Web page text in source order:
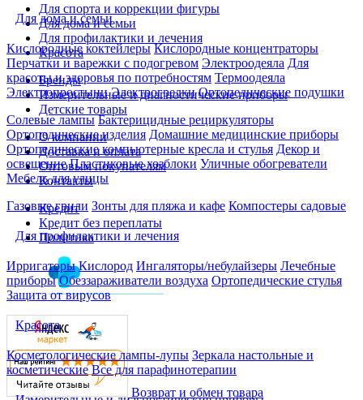
Для дома и семьи
Кислородные коктейлеры Кислородные концентраторы
Перчатки и варежки с подогревом Электроодеяла Для
красоты и здоровья по потребностям Термоодеяла
Электропростыни Электрогрелки Ортопедические подушки
Солевые лампы Бактерицидные рециркуляторы
Ортопедические изделия Домашние медицинские приборы
Ортопедические компьютерные кресла и стулья Декор и
освещение Пластиковые хозблоки Уличные обогреватели
Мебель для улицы
Газовые грили Зонты для пляжа и кафе Компостеры садовые
Для профилактики и лечения
Ирригаторы Кислород Ингаляторы/небулайзеры Лечебные
приборы Обеззараживатели воздуха Ортопедические стулья
Защита от вирусов
Красота
Косметологические лампы-лупы Зеркала настольные и
косметические Все для парафинотерапии
Для спорта и коррекции фигуры
Для дома и семьи
Для профилактики и лечения
Красота
Бренды
Измерительные и диагностические приборы
Детские товары
О компании
Доставка и оплата
Оптовым покупателям
Контакты
Кредит
Кредит без переплаты
Политика
Возврат и обмен товара